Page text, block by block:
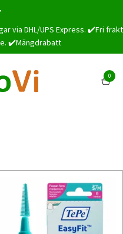
via DHL/UPS Express. ✔️Fri frakt
✔️Mängdrabatt
0